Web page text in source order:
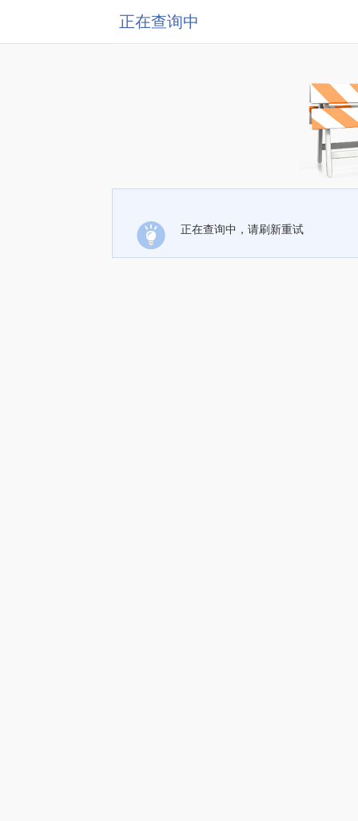
正在查询中
正在查询中，请刷新重试